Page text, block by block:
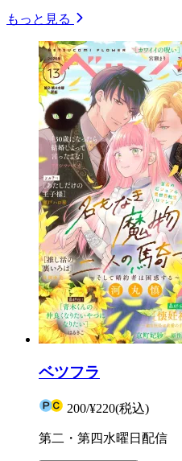
もっと見る
ベツフラ
200/¥220(税込)
第二・第四水曜日配信